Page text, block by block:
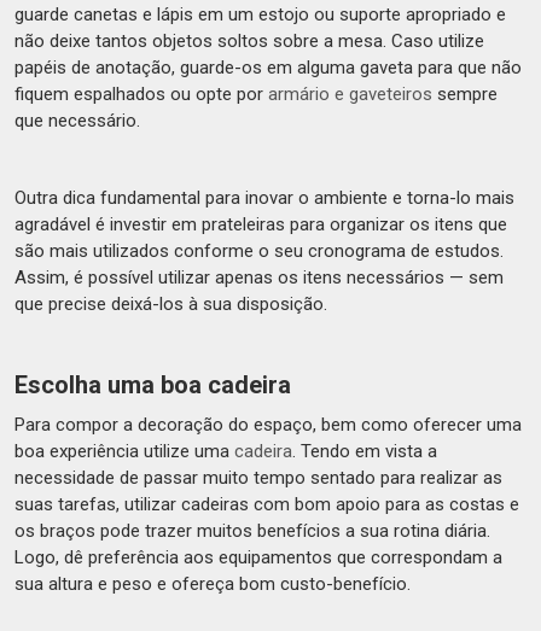
guarde canetas e lápis em um estojo ou suporte apropriado e
não deixe tantos objetos soltos sobre a mesa. Caso utilize
papéis de anotação, guarde-os em alguma gaveta para que não
fiquem espalhados ou opte por armário e gaveteiros sempre
que necessário.
Outra dica fundamental para inovar o ambiente e torna-lo mais
agradável é investir em prateleiras para organizar os itens que
são mais utilizados conforme o seu cronograma de estudos.
Assim, é possível utilizar apenas os itens necessários — sem
que precise deixá-los à sua disposição.
Escolha uma boa cadeira
Para compor a decoração do espaço, bem como oferecer uma
boa experiência utilize uma cadeira. Tendo em vista a
necessidade de passar muito tempo sentado para realizar as
suas tarefas, utilizar cadeiras com bom apoio para as costas e
os braços pode trazer muitos benefícios a sua rotina diária.
Logo, dê preferência aos equipamentos que correspondam a
sua altura e peso e ofereça bom custo-benefício.